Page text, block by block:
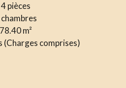
4 pièces
78.40m²
(Charges comprises)